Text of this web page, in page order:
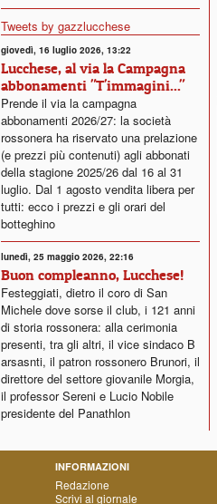
Tweets by gazzlucchese
giovedì, 16 luglio 2026, 13:22
Lucchese, al via la Campagna
abbonamenti "T'immagini..."
Prende il via la campagna
abbonamenti 2026/27: la società
rossonera ha riservato una prelazione
(e prezzi più contenuti) agli abbonati
della stagione 2025/26 dal 16 al 31
luglio. Dal 1 agosto vendita libera per
tutti: ecco i prezzi e gli orari del
botteghino
lunedì, 25 maggio 2026, 22:16
Buon compleanno, Lucchese!
Festeggiati, dietro il coro di San
Michele dove sorse il club, i 121 anni
di storia rossonera: alla cerimonia
presenti, tra gli altri, il vice sindaco B
arsasnti, il patron rossonero Brunori, il
direttore del settore giovanile Morgia,
il professor Sereni e Lucio Nobile
presidente del Panathlon
INFORMAZIONI
Redazione
Scrivi al giornale